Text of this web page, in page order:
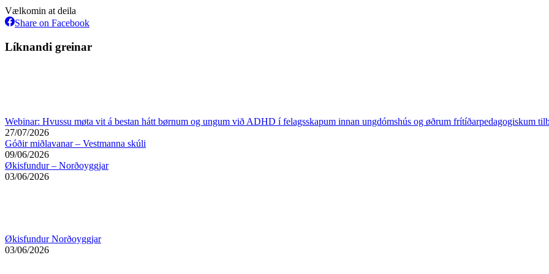
Vælkomin at deila
Share on FacebookShare
Facebook
Líknandi greinar
Webinar: Hvussu møta vit á bestan hátt børnum og ungum við ADHD í felagsskapum innan ungdómshús og øðrum frítíðarpedagogiskum
27/07/2026
Góðir miðlavanar – Vestmanna skúli
09/06/2026
Økisfundur – Norðoyggjar
03/06/2026
Økisfundur Norðoyggjar
03/06/2026